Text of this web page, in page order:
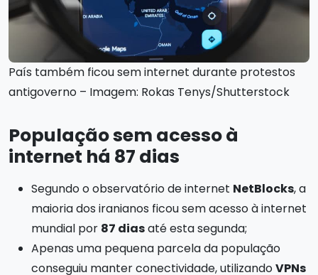
País também ficou sem internet durante protestos
antigoverno – Imagem: Rokas Tenys/Shutterstock
População sem acesso à
internet há 87 dias
Segundo o observatório de internet NetBlocks, a
maioria dos iranianos ficou sem acesso à internet
mundial por 87 diasaté esta segunda;
Apenas uma pequena parcela da população
conseguiu manter conectividade, utilizandoVPNs